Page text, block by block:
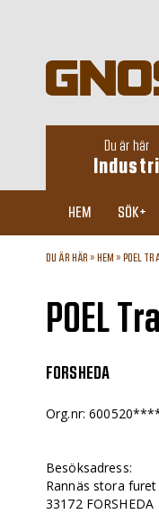
Du är här
Industri
HEM SÖK+
DU ÄR HÄR » HEM » POEL
POEL
FORSHEDA
Org.nr:
Besöksadress:
Rannäs stora furet
33172 FORSHEDA